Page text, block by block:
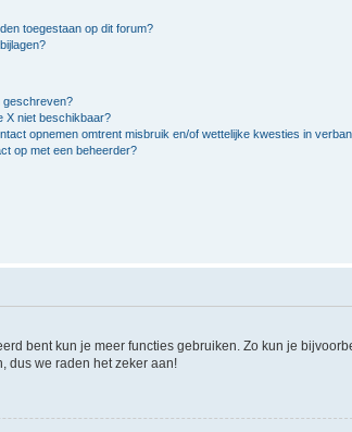
toegestaan op dit forum?
geschreven?
X niet beschikbaar?
opnemen omtrent misbruik en/of wettelijke kwesties in
op met een beheerder?
bent kun je meer functies gebruiken. Zo kun je
dus we raden het zeker aan!